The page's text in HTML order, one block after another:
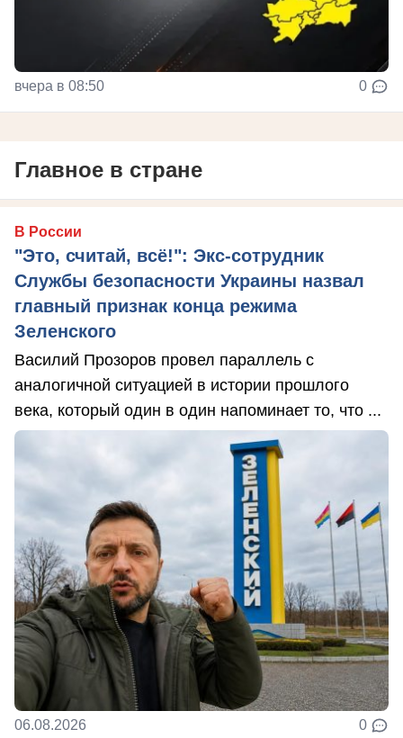
вчера в 08:50 0
Главное в стране
В России
"Это, считай, всё!": Экс-сотрудник
Службы безопасности Украины назвал
главный признак конца режима
Зеленского
Василий Прозоров провел параллель с
аналогичной ситуацией в истории прошлого
века, который один в один напоминает то, что ...
06.08.2026 0